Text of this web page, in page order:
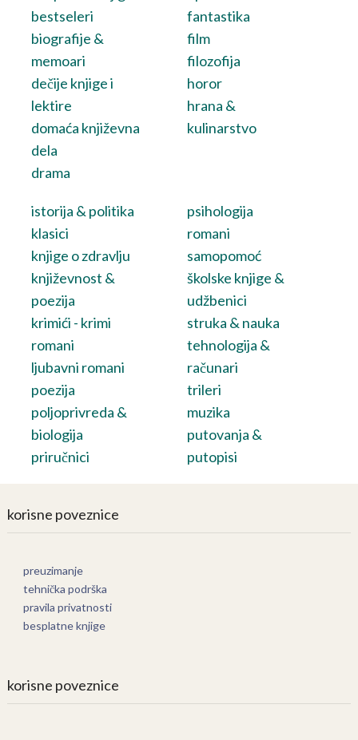
bestseleri
biografije &
memoari
dečije knjige i
lektire
domaća književna
dela
drama
fantastika
film
filozofija
horor
hrana &
kulinarstvo
istorija & politika
klasici
knjige o zdravlju
književnost &
poezija
krimići - krimi
romani
ljubavni romani
poezija
poljoprivreda &
biologija
priručnici
psihologija
romani
samopomoć
školske knjige &
udžbenici
struka & nauka
tehnologija &
računari
trileri
muzika
putovanja &
putopisi
korisne poveznice
preuzimanje
tehnička podrška
pravila privatnosti
besplatne knjige
korisne poveznice